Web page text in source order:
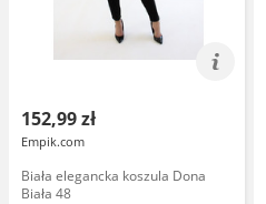
152,99 zł
Empik.com
Biała elegancka koszula Dona
Biała 48